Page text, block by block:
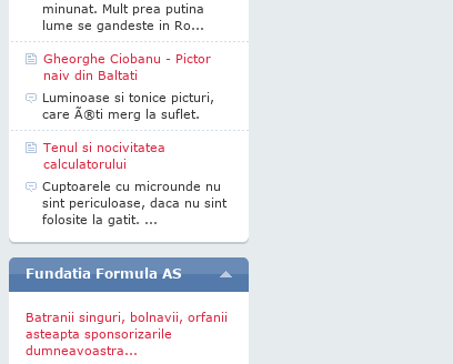
minunat. Mult prea putina
lume se gandeste in Ro...
Gheorghe Ciobanu - Pictor
naiv din Baltati
Luminoase si tonice picturi,
care Ã®ti merg la suflet.
Tenul si nocivitatea
calculatorului
Cuptoarele cu microunde nu
sint periculoase, daca nu sint
folosite la gatit. ...
Fundatia Formula AS
Batranii singuri, bolnavii, orfanii
asteapta sponsorizarile
dumneavoastra...